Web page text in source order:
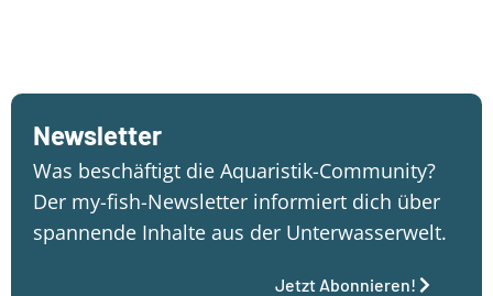
Newsletter
Was beschäftigt die Aquaristik-Community?
Der my-fish-Newsletter informiert dich über
spannende Inhalte aus der Unterwasserwelt.
Jetzt Abonnieren!